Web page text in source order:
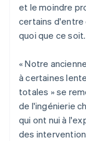
et le moindre
certains d'entre
quoi que ce soit.
« Notre
à certaines
totales » se
de l'ingénierie
qui ont nui à
des